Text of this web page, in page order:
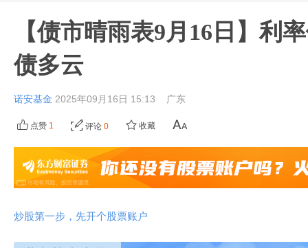
【债市晴雨表9月16日】利
债多云
诺安基金 2025年09月16日 15:13 广东
点赞 1 评论 0 收藏
炒股第一步，先开个股票账户